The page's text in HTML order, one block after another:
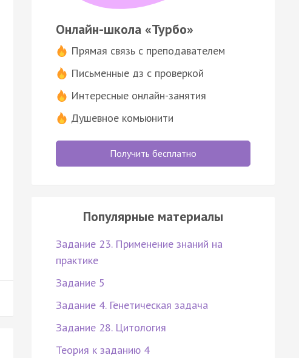
Онлайн-школа «Турбо»
Прямая связь с преподавателем
Письменные дз с проверкой
Интересные онлайн-занятия
Душевное комьюнити
Получить бесплатно
Популярные материалы
Задание 23. Применение знаний на
практике
Задание 5
Задание 4. Генетическая задача
Задание 28. Цитология
Теория к заданию 4